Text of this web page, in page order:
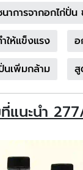
นาการจากอกไก่ปั่
ให้แข็งแรง
อ
นเพิ่มกล้าม
สู
แนะนำ